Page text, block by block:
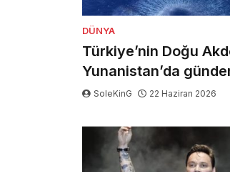
DÜNYA
Türkiye’nin Doğu
Yunanistan’da
SoleKinG 22 Haziran 2026